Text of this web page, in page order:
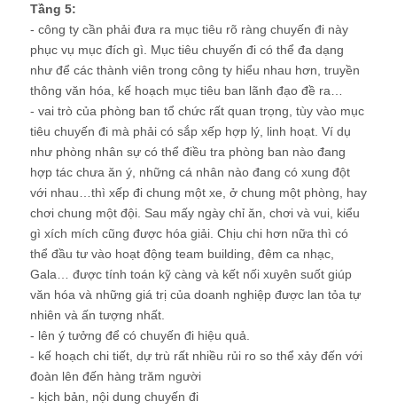
Tầng 5:
- công ty cần phải đưa ra mục tiêu rõ ràng chuyến đi này
phục vụ mục đích gì. Mục tiêu chuyến đi có thể đa dạng
như để các thành viên trong công ty hiểu nhau hơn, truyền
thông văn hóa, kế hoạch mục tiêu ban lãnh đạo đề ra…
- vai trò của phòng ban tổ chức rất quan trọng, tùy vào mục
tiêu chuyến đi mà phải có sắp xếp hợp lý, linh hoạt. Ví dụ
như phòng nhân sự có thể điều tra phòng ban nào đang
hợp tác chưa ăn ý, những cá nhân nào đang có xung đột
với nhau…thì xếp đi chung một xe, ở chung một phòng, hay
chơi chung một đội. Sau mấy ngày chỉ ăn, chơi và vui, kiểu
gì xích mích cũng được hóa giải. Chịu chi hơn nữa thì có
thể đầu tư vào hoạt động team building, đêm ca nhạc,
Gala… được tính toán kỹ càng và kết nối xuyên suốt giúp
văn hóa và những giá trị của doanh nghiệp được lan tỏa tự
nhiên và ấn tượng nhất.
- lên ý tưởng để có chuyến đi hiệu quả.
- kế hoạch chi tiết, dự trù rất nhiều rủi ro so thể xảy đến với
đoàn lên đến hàng trăm người
- kịch bản, nội dung chuyến đi